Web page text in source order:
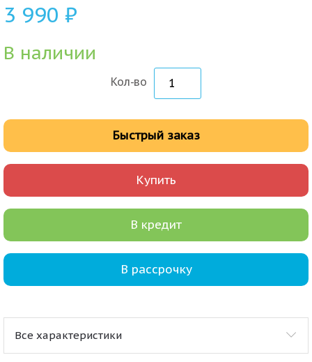
3 990 ₽
В наличии
Кол-во
Купить
Быстрый заказ
В кредит
В рассрочку
Все характеристики